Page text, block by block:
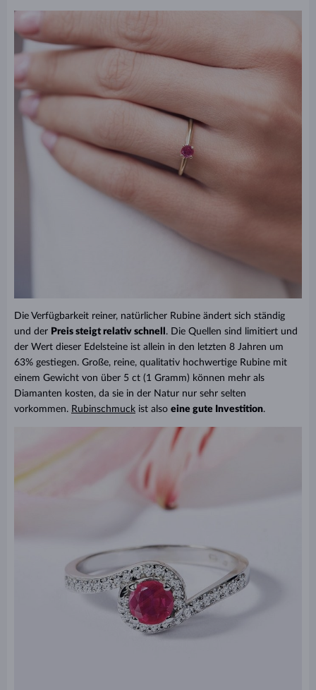
Die Verfügbarkeit reiner, natürlicher Rubine ändert sich ständig
und der Preis steigt relativ schnell . Die Quellen sind limitiert und
der Wert dieser Edelsteine ist allein in den letzten 8 Jahren um
63% gestiegen. Große, reine, qualitativ hochwertige Rubine mit
einem Gewicht von über 5 ct (1 Gramm) können mehr als
Diamanten kosten, da sie in der Natur nur sehr selten
vorkommen. Rubinschmuck ist also eine gute Investition.